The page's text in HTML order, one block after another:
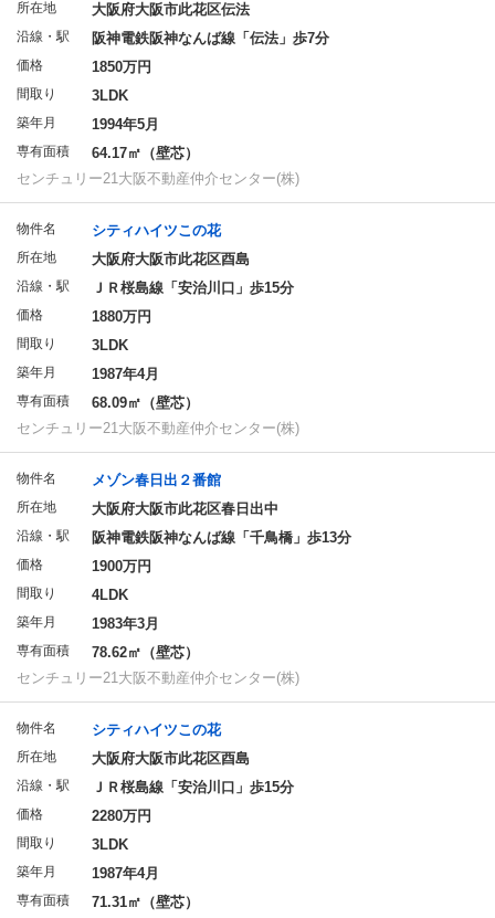
所在地 大阪府大阪市此花区伝法
沿線・駅 阪神電鉄阪神なんば線「伝法」歩7分
価格 1850万円
間取り 3LDK
築年月 1994年5月
専有面積
64.17㎡（壁芯）
センチュリー21大阪不動産仲介センター(株)
物件名 シティハイツこの花
所在地 大阪府大阪市此花区酉島
沿線・駅 ＪＲ桜島線「安治川口」歩15分
価格 1880万円
間取り 3LDK
築年月 1987年4月
専有面積
68.09㎡（壁芯）
センチュリー21大阪不動産仲介センター(株)
物件名 メゾン春日出２番館
所在地 大阪府大阪市此花区春日出中
沿線・駅 阪神電鉄阪神なんば線「千鳥橋」歩13分
価格 1900万円
間取り 4LDK
築年月 1983年3月
専有面積
78.62㎡（壁芯）
センチュリー21大阪不動産仲介センター(株)
物件名 シティハイツこの花
所在地 大阪府大阪市此花区酉島
沿線・駅 ＪＲ桜島線「安治川口」歩15分
価格 2280万円
間取り 3LDK
築年月 1987年4月
専有面積
71.31㎡（壁芯）